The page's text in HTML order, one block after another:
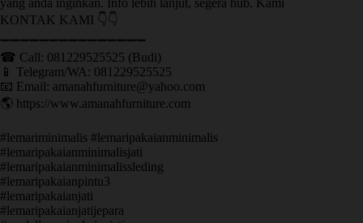
yang anda inginkan. Info lebih lanjut, segera hub. Kami
KONTAK KAMI 👇👇
➖➖➖➖➖➖➖➖➖➖➖➖➖➖➖ ㅤ
☎ Call: 081229525525 (Budi)
📱 Telegram/WA: 081229525525
📧 Email: amanahfurniture@yahoo.com
🌎 https://www.amanahfurniture.com
#lemariminimalis #lemaripakaianminimalis
#lemaripakaianminimalisjati
#lemaripakaianminimalissleding
#lemaripakaianpintu3
#lemaripakaianjati
#lemaripakaianjatijepara